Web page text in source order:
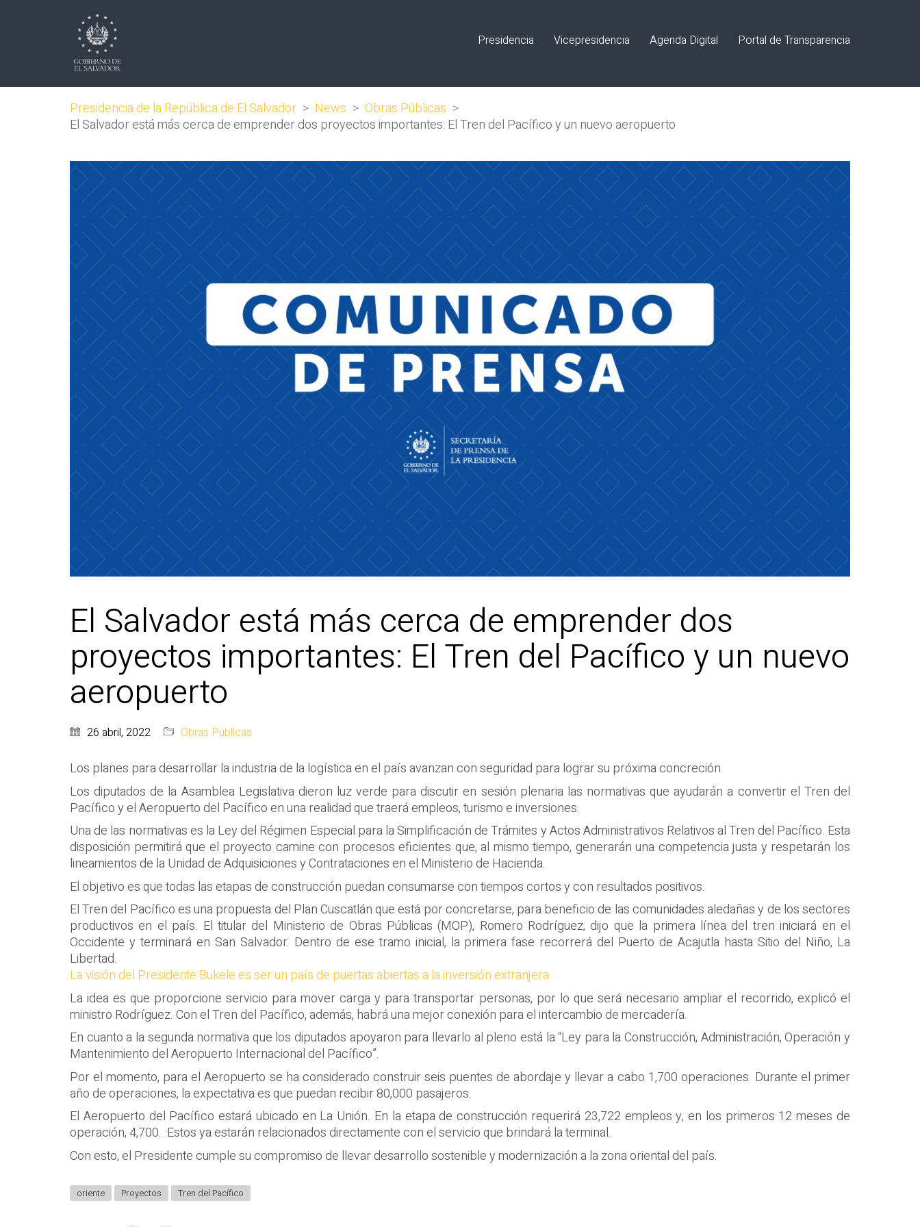
Presidencia Vicepresidencia Agenda Digital Portal de Transparencia
Presidencia de la República de El Salvador > News > Obras Públicas >
El Salvador está más cerca de emprender dos proyectos importantes: El Tren del Pacífico y un nuevo aeropuerto
El Salvador está más cerca de emprender dos
proyectos importantes: El Tren del Pacífico y un nuevo
aeropuerto
26 abril, 2022 Obras Públicas
Los planes para desarrollar la industria de la logística en el país avanzan con seguridad para lograr su próxima concreción.
Los diputados de la Asamblea Legislativa dieron luz verde para discutir en sesión plenaria las normativas que ayudarán a convertir el Tren del
Pacífico y el Aeropuerto del Pacífico en una realidad que traerá empleos, turismo e inversiones.
Una de las normativas es la Ley del Régimen Especial para la Simplificación de Trámites y Actos Administrativos Relativos al Tren del Pacífico. Esta
disposición permitirá que el proyecto camine con procesos eficientes que, al mismo tiempo, generarán una competencia justa y respetarán los
lineamientos de la Unidad de Adquisiciones y Contrataciones en el Ministerio de Hacienda.
El objetivo es que todas las etapas de construcción puedan consumarse con tiempos cortos y con resultados positivos.
El Tren del Pacífico es una propuesta del Plan Cuscatlán que está por concretarse, para beneficio de las comunidades aledañas y de los sectores
productivos en el país. El titular del Ministerio de Obras Públicas (MOP), Romero Rodríguez, dijo que la primera línea del tren iniciará en el
Occidente y terminará en San Salvador. Dentro de ese tramo inicial, la primera fase recorrerá del Puerto de Acajutla hasta Sitio del Niño, La
Libertad.
La visión del Presidente Bukele es ser un país de puertas abiertas a la inversión extranjera
La idea es que proporcione servicio para mover carga y para transportar personas, por lo que será necesario ampliar el recorrido, explicó el
ministro Rodríguez. Con el Tren del Pacífico, además, habrá una mejor conexión para el intercambio de mercadería.
En cuanto a la segunda normativa que los diputados apoyaron para llevarlo al pleno está la “Ley para la Construcción, Administración, Operación y
Mantenimiento del Aeropuerto Internacional del Pacífico”.
Por el momento, para el Aeropuerto se ha considerado construir seis puentes de abordaje y llevar a cabo 1,700 operaciones. Durante el primer
año de operaciones, la expectativa es que puedan recibir 80,000 pasajeros.
El Aeropuerto del Pacífico estará ubicado en La Unión. En la etapa de construcción requerirá 23,722 empleos y, en los primeros 12 meses de
operación, 4,700. Estos ya estarán relacionados directamente con el servicio que brindará la terminal.
Con esto, el Presidente cumple su compromiso de llevar desarrollo sostenible y modernización a la zona oriental del país.
oriente Proyectos Tren del Pacífico